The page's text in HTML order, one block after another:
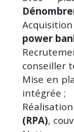
power
conseiller
Mise en
intégrée ;
(RPA),